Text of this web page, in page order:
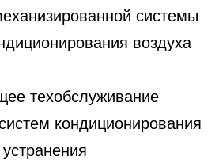
системы
воздуха
техобслуживание
кондиционирования